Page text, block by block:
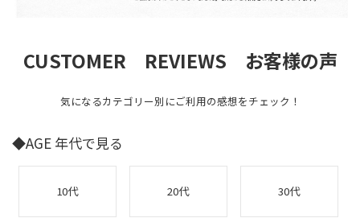
CUSTOMER REVIEWS お客様の声
気になるカテゴリー別にご利用の感想をチェック！
◆AGE 年代で見る
10代 20代 30代